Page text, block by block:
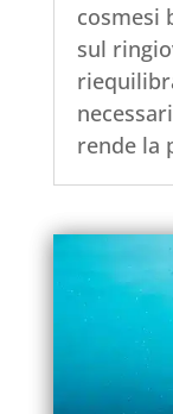
cosmesi
sul
rende la